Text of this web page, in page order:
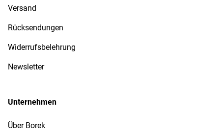
Versand
Rücksendungen
Widerrufsbelehrung
Newsletter
Unternehmen
Über Borek